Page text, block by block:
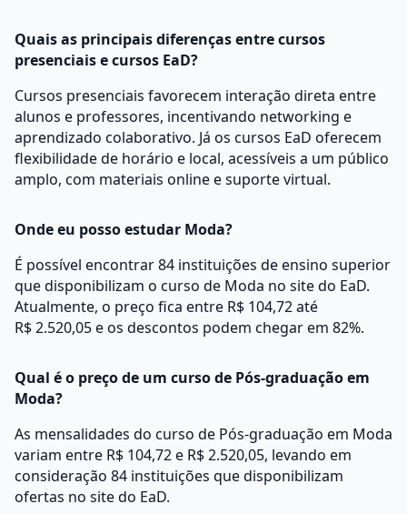
Quais as principais diferenças entre cursos
presenciais e cursos EaD?
Cursos presenciais favorecem interação direta entre
alunos e professores, incentivando networking e
aprendizado colaborativo. Já os cursos EaD oferecem
flexibilidade de horário e local, acessíveis a um público
amplo, com materiais online e suporte virtual.
Onde eu posso estudar Moda?
É possível encontrar 84 instituições de ensino superior
que disponibilizam o curso de Moda no site do EaD.
Atualmente, o preço fica entre R$ 104,72 até
R$ 2.520,05 e os descontos podem chegar em 82%.
Qual é o preço de um curso de Pós-graduação em
Moda?
As mensalidades do curso de Pós-graduação em Moda
variam entre R$ 104,72 e R$ 2.520,05, levando em
consideração 84 instituições que disponibilizam
ofertas no site do EaD.